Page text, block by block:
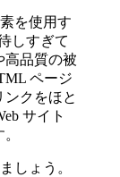
を使用す
しすぎて
高品質の被
ページ
クをほと
サイト
しょう。